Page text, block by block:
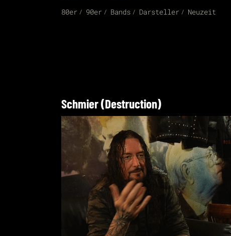
80er 90er Bands Darsteller Neuzeit
Schmier (Destruction)